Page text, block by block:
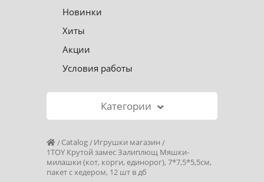
Новинки
Хиты
Акции
Условия работы
Категории
Catalog
Игрушки магазин
1TOY Крутой замес Залиплющ Мяшки-
милашки (кот, корги, единорог), 7*7,5*5,5см,
пакет с хедером, 12 шт в дб